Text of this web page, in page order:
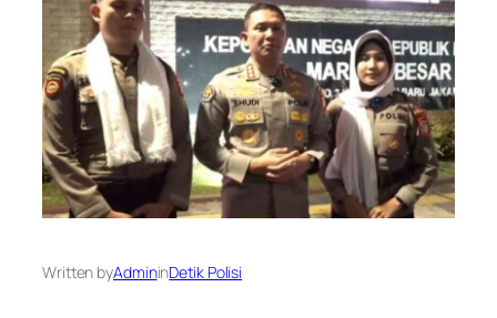
Written byAdmininDetik Polisi